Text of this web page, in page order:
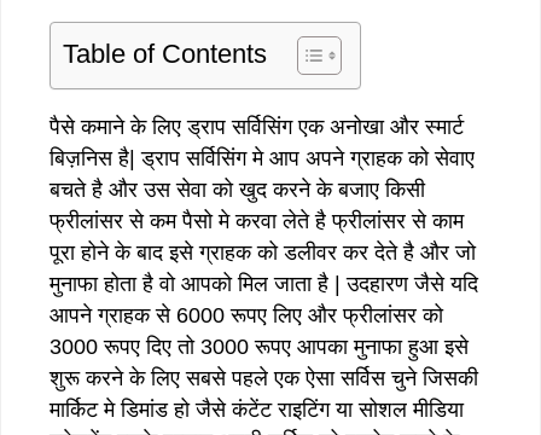
Table of Contents
पैसे कमाने के लिए ड्राप सर्विसिंग एक अनोखा और स्मार्ट
बिज़निस है| ड्राप सर्विसिंग मे आप अपने ग्राहक को सेवाए
बचते है और उस सेवा को खुद करने के बजाए किसी
फ्रीलांसर से कम पैसो मे करवा लेते है फ्रीलांसर से काम
पूरा होने के बाद इसे ग्राहक को डलीवर कर देते है और जो
मुनाफा होता है वो आपको मिल जाता है | उदहारण जैसे यदि
आपने ग्राहक से 6000 रूपए लिए और फ्रीलांसर को
3000 रूपए दिए तो 3000 रूपए आपका मुनाफा हुआ इसे
शुरू करने के लिए सबसे पहले एक ऐसा सर्विस चुने जिसकी
मार्किट मे डिमांड हो जैसे कंटेंट राइटिंग या सोशल मीडिया